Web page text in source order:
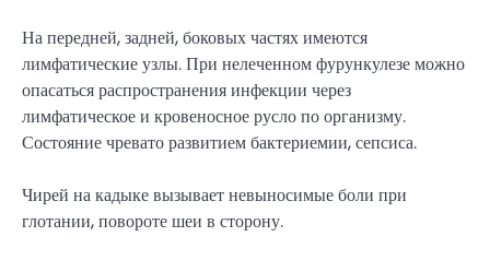
На передней, задней, боковых частях имеются
лимфатические узлы. При нелеченном фурункулезе можно
опасаться распространения инфекции через
лимфатическое и кровеносное русло по организму.
Состояние чревато развитием бактериемии, сепсиса.
Чирей на кадыке вызывает невыносимые боли при
глотании, повороте шеи в сторону.